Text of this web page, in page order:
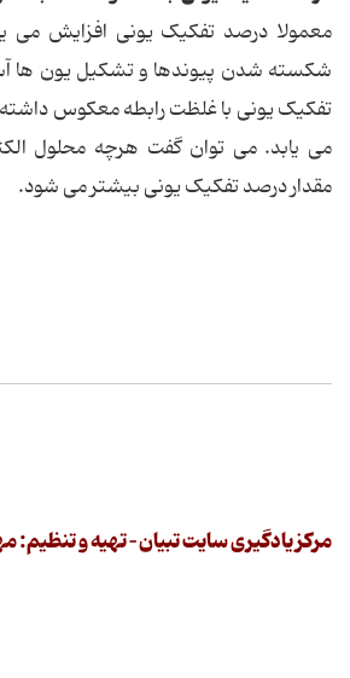
معمولا درصد تفکیک یونی افزایش می
شکسته شدن پیوندها و تشکیل یون ها
تفکیک یونی با غلظت رابطه معکوس
می یابد. می توان گفت هرچه محلول
مقدار درصد تفکیک یونی بیشتر می شود.
مرکز یادگیری سایت تبیان – تهیه و